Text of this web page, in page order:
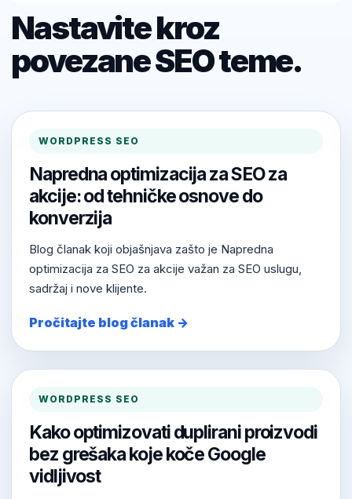
Nastavite kroz
povezane SEO teme.
WORDPRESS SEO
Napredna optimizacija za SEO za
akcije: od tehničke osnove do
konverzija
Blog članak koji objašnjava zašto je Napredna
optimizacija za SEO za akcije važan za SEO uslugu,
sadržaj i nove klijente.
Pročitajte blog članak →
WORDPRESS SEO
Kako optimizovati duplirani proizvodi
bez grešaka koje koče Google
vidljivost